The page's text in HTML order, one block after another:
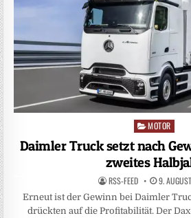
Posted
MOTOR
Daimler Truck setzt nach
zweites
RSS-FEED 9.
Erneut ist der Gewinn bei Daimler
drückten auf die Profitabilität. Der